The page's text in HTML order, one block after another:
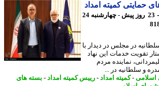
کمیته امداد
23 روز پیش - چهارشنبه 24
در مجلس در دیدار با
خدمات این نهاد
نماینده مردم
سلطانیه در ...
-کمیته امداد -رییس کمیته امداد -بسته های